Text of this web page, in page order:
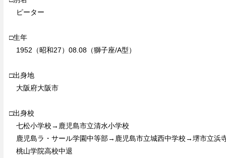
ピーター
□生年
1952（昭和27）08.08（獅子座/A型）
□出身地
大阪府大阪市
□出身校
七松小学校→鹿児島市立清水小学校
鹿児島ラ・サール学園中等部→鹿児島市立城西中学校→堺市立浜
桃山学院高校中退